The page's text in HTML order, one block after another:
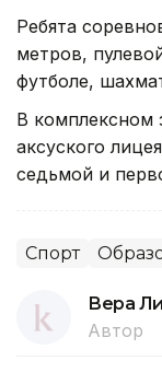
Ребята
метров,
футболе,
В комплексном
аксуского
седьмой и
Спорт
Вера
Автор